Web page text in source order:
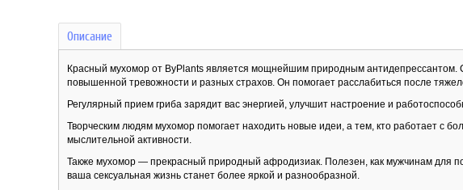
Описание
Красный мухомор от ByPlants является мощнейшим природным
повышенной тревожности и разных страхов. Он помогает расслабиться после
Регулярный прием гриба зарядит вас энергией, улучшит настроение и
Творческим людям мухомор помогает находить новые идеи, а тем, кто работает с
мыслительной активности.
Также мухомор — прекрасный природный афродизиак. Полезен, как мужчинам для
ваша сексуальная жизнь станет более яркой и разнообразной.